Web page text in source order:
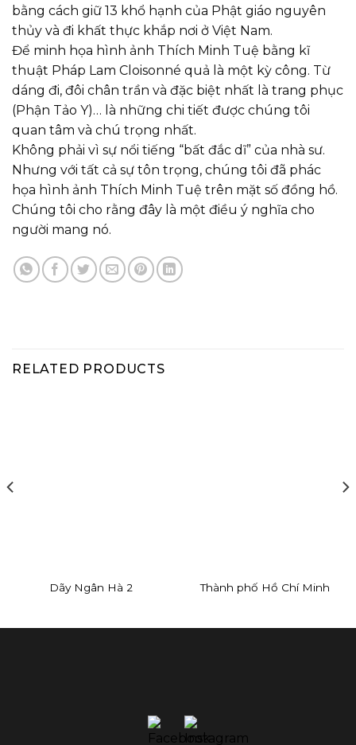
bằng cách giữ 13 khổ hạnh của Phật giáo nguyên
thủy và đi khất thực khắp nơi ở Việt Nam.
Để minh họa hình ảnh Thích Minh Tuệ bằng kĩ
thuật Pháp Lam Cloisonné quả là một kỳ công. Từ
dáng đi, đôi chân trần và đặc biệt nhất là trang phục
(Phận Tảo Y)… là những chi tiết được chúng tôi
quan tâm và chú trọng nhất.
Không phải vì sự nổi tiếng “bất đắc dĩ” của nhà sư.
Nhưng với tất cả sự tôn trọng, chúng tôi đã phác
họa hình ảnh Thích Minh Tuệ trên mặt số đồng hồ.
Chúng tôi cho rằng đây là một điều ý nghĩa cho
người mang nó.
RELATED PRODUCTS
Dãy Ngân Hà 2 Thành phố Hồ Chí Minh